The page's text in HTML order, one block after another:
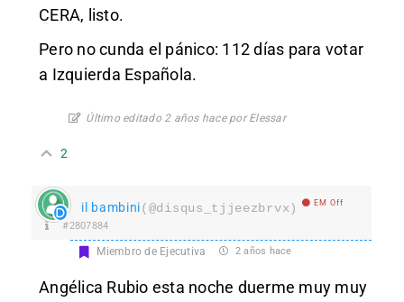
CERA, listo.
Pero no cunda el pánico: 112 días para votar
a Izquierda Española.
Último editado 2 años hace por Elessar
2
il bambini(@disqus_tjjeezbrvx) EM Off
#2807884
Miembro de Ejecutiva 2 años hace
Angélica Rubio esta noche duerme muy muy